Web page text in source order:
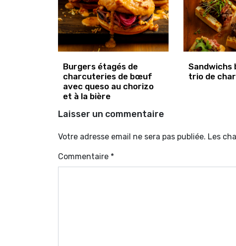
Burgers étagés de
charcuteries de bœuf
avec queso au chorizo
et à la bière
trio de
Laisser un commentaire
Votre adresse email ne sera pas publiée. Les
Commentaire *